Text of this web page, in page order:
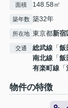
面積 148.58㎡
築年数 築32年
所在地 東京都新宿
交通 総武線 「飯
南北線 「飯
有楽町線 「
物件の特徴